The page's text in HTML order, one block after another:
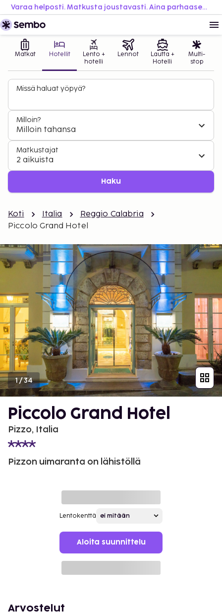
Varaa helposti. Matkusta joustavasti. Aina parhaaseen hintaan.
Matkat Hotellit
Lento +
hotelli
Lennot
Lautta +
Hotelli
Multi-
stop
Missä haluat yöpyä?
Milloin?
Milloin tahansa
Matkustajat
2 aikuista
Haku
Koti Italia
Reggio Calabria
Piccolo Grand Hotel
1/34
Piccolo Grand Hotel
Pizzo, Italia
Pizzon uimaranta on lähistöllä
Lentokenttä
Aloita suunnittelu
Arvostelut